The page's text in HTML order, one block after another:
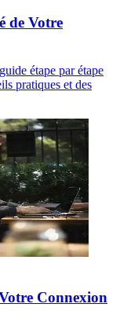
de Votre
étape par étape
pratiques et des
Connexion